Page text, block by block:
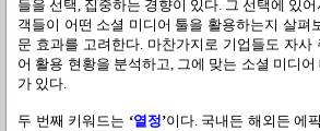
들을 선택, 집중하는 경향이 있다. 그 선택에 있
객들이 어떤 소셜 미디어 툴을 활용하는지 살펴
문 효과를 고려한다. 마찬가지로 기업들도 자사
어 활용 현황을 분석하고, 그에 맞는 소셜 미디
가 있다.
두 번째 키워드는 ‘열정’이다. 국내든 해외든 에